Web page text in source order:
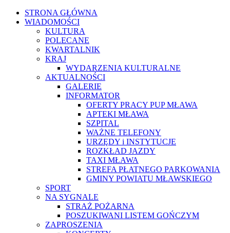
STRONA GŁÓWNA
WIADOMOŚCI
KULTURA
POLECANE
KWARTALNIK
KRAJ
WYDARZENIA KULTURALNE
AKTUALNOŚCI
GALERIE
INFORMATOR
OFERTY PRACY PUP MŁAWA
APTEKI MŁAWA
SZPITAL
WAŻNE TELEFONY
URZĘDY i INSTYTUCJE
ROZKŁAD JAZDY
TAXI MŁAWA
STREFA PŁATNEGO PARKOWANIA
GMINY POWIATU MŁAWSKIEGO
SPORT
NA SYGNALE
STRAŻ POŻARNA
POSZUKIWANI LISTEM GOŃCZYM
ZAPROSZENIA